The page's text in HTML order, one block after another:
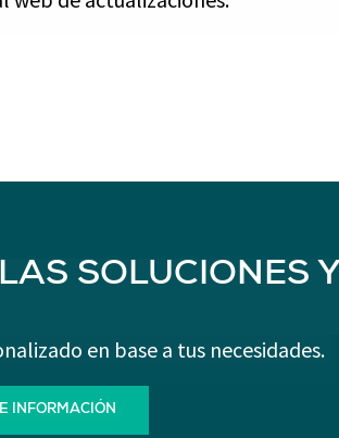
SOLUCIONES Y
en base a tus necesidades.
INFORMACIÓN